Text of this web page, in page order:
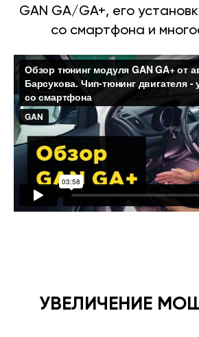
GAN GA/GA+, его
со смартфона и
УВЕЛИЧЕНИЕ